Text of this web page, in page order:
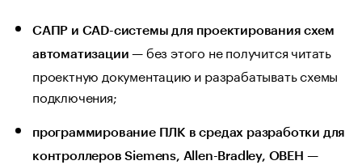
САПР и CAD-системы для проектирования схем
автоматизации— без этого не получится читать
проектную документацию и разрабатывать схемы
подключения;
программирование ПЛК в средах разработки для
контроллеров Siemens, Allen-Bradley, ОВЕН —